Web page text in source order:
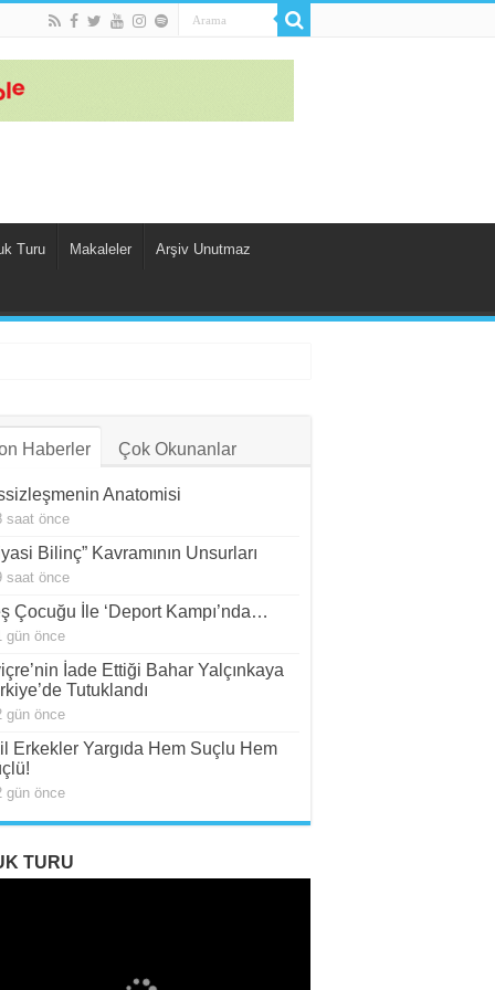
Turu Makaleler Arşiv Unutmaz
Haberler Çok Okunanlar
Anatomisi
saat önce
Bilinç” Kavramının Unsurları
saat önce
Çocuğu İle ‘Deport Kampı’nda…
gün önce
İade Ettiği Bahar Yalçınkaya
Tutuklandı
gün önce
Erkekler Yargıda Hem Suçlu Hem
gün önce
TURU